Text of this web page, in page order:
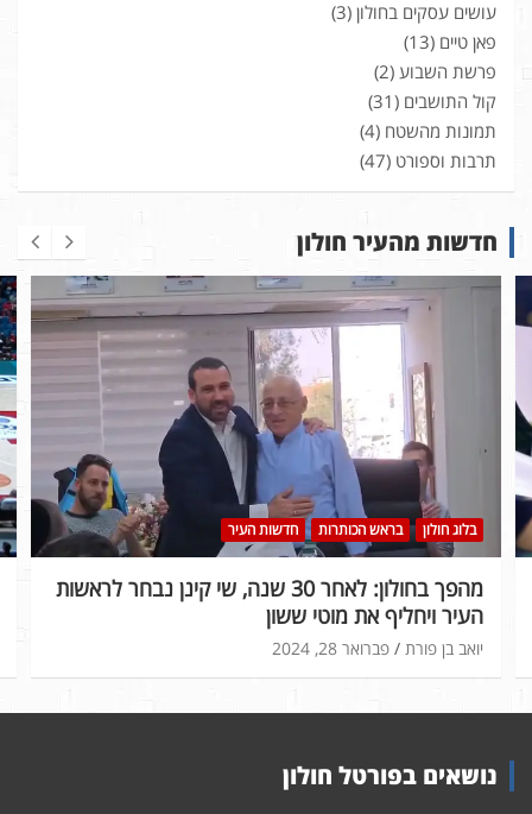
עושים עסקים בחולון (3)
פאן טיים (13)
פרשת השבוע (2)
קול התושבים (31)
תמונות מהשטח (4)
תרבות וספורט (47)
חדשות מהעיר חולון
בלוג חולון בראש הכותרות חדשות העיר
מהפך בחולון: לאחר 30 שנה, שי קינן נבחר לראשות
העיר ויחליף את מוטי ששון
פברואר 28, 2024 יואב בן פורת
נושאים בפורטל חולון